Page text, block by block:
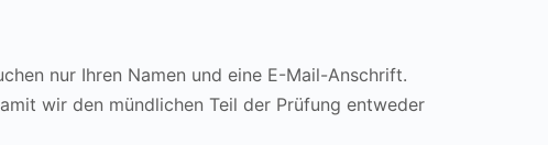
nur Ihren Namen und eine E-Mail-Anschrift.
wir den mündlichen Teil der Prüfung entweder